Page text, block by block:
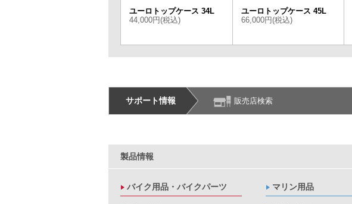
ユーロトップケース 34L
44,000円(税込)
ユーロトップケース 45L
66,000円(税込)
サポート情報 販売店検索
製品情報
バイク用品・バイクパーツ マリン用品